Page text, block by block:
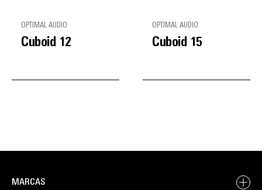
OPTIMAL AUDIO
Cuboid 12
OPTIMAL AUDIO
Cuboid 15
MARCAS